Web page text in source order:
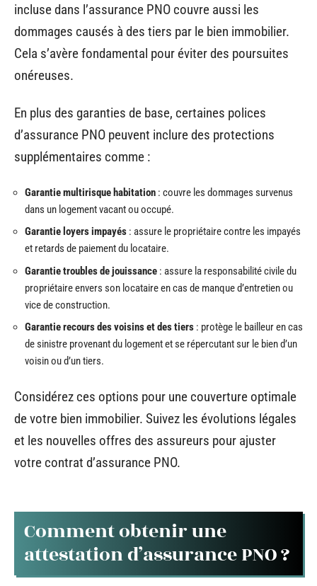
incluse dans l’assurance PNO couvre aussi les
dommages causés à des tiers par le bien immobilier.
Cela s’avère fondamental pour éviter des poursuites
onéreuses.
En plus des garanties de base, certaines polices
d’assurance PNO peuvent inclure des protections
supplémentaires comme :
Garantie multirisque habitation : couvre les dommages survenus
dans un logement vacant ou occupé.
Garantie loyers impayés : assure le propriétaire contre les impayés
et retards de paiement du locataire.
Garantie troubles de jouissance : assure la responsabilité civile du
propriétaire envers son locataire en cas de manque d’entretien ou
vice de construction.
Garantie recours des voisins et des tiers : protège le bailleur en cas
de sinistre provenant du logement et se répercutant sur le bien d’un
voisin ou d’un tiers.
Considérez ces options pour une couverture optimale
de votre bien immobilier. Suivez les évolutions légales
et les nouvelles offres des assureurs pour ajuster
votre contrat d’assurance PNO.
Comment obtenir une
attestation d’assurance PNO ?